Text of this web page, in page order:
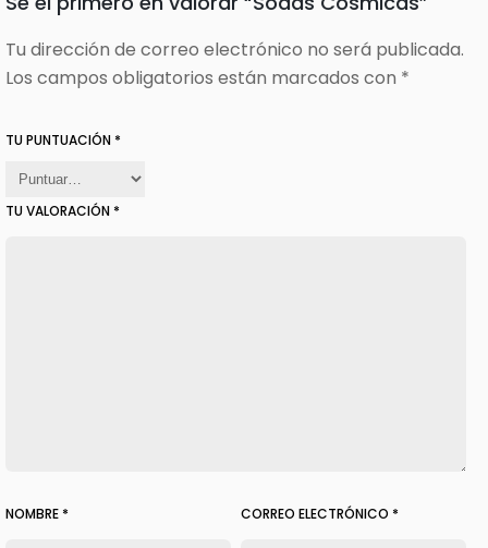
Tu dirección de correo electrónico no será publicada.
Los campos obligatorios están marcados con *
TU PUNTUACIÓN *
TU VALORACIÓN *
NOMBRE * CORREO ELECTRÓNICO *